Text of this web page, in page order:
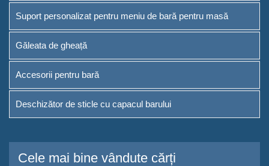
Suport personalizat pentru meniu de bară pentru masă
Găleata de gheață
Accesorii pentru bară
Deschizător de sticle cu capacul barului
Cele mai bine vândute cărți